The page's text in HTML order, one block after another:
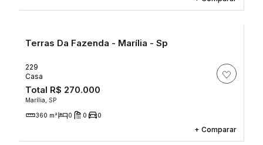
Terras Da Fazenda - Marília - Sp
229
Casa
Total R$ 270.000
Marília, SP
360 m² 0 0 0
+ Comparar